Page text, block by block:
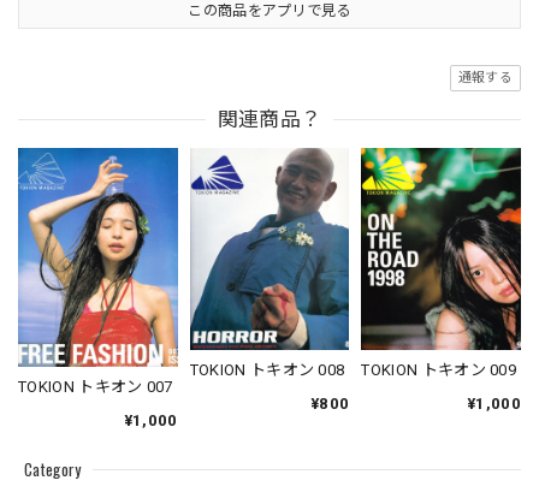
Category
この商品をアプリで見る
通報する
関連商品？
TOKION トキオン 007
¥1,000
TOKION トキオン 008
¥800
TOKION トキオン 009
¥1,000